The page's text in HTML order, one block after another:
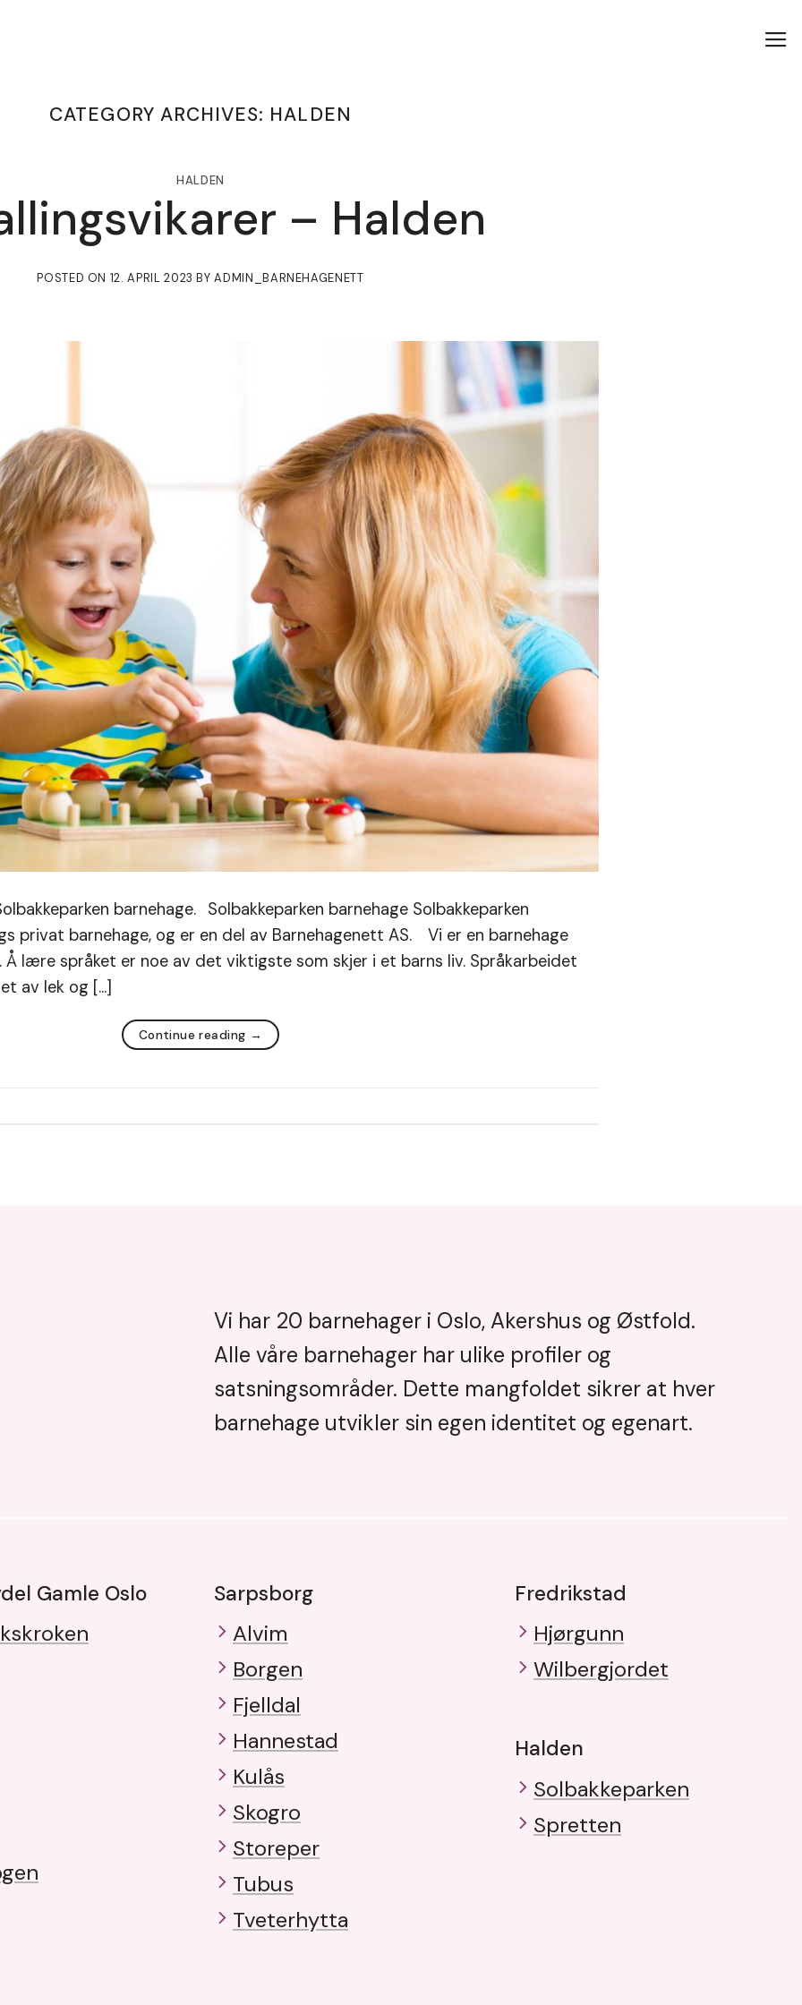
CATEGORY ARCHIVES: HALDEN
HALDEN
– Halden
POSTED ON 12. APRIL 2023 BYADMIN_BARNEHAGENETT
barnehage. Solbakkeparken barnehage Solbakkeparken
privat barnehage, og er en del av Barnehagenett AS. Vi er en barnehage
Å lære språket er noe av det viktigste som skjer i et barns liv. Språkarbeidet
av lek og […]
Continue reading →
Vi har 20 barnehager i Oslo, Akershus og Østfold.
Alle våre barnehager har ulike profiler og
satsningsområder. Dette mangfoldet sikrer at hver
barnehage utvikler sin egen identitet og egenart.
Gamle Oslo Sarpsborg
Alvim
Borgen
Fjelldal
Hannestad
Kulås
Skogro
Storeper
Tubus
Tveterhytta
Fredrikstad
Hjørgunn
Wilbergjordet
Halden
Solbakkeparken
Spretten